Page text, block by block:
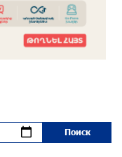
общество?
- пустая